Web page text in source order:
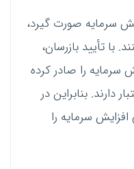
سرمایه صورت گیرد،
با تأیید بازرسان،
سرمایه را صادر کرده
برای ۶۰ روز اعتبار دارند. بنابراین در
سرمایه را